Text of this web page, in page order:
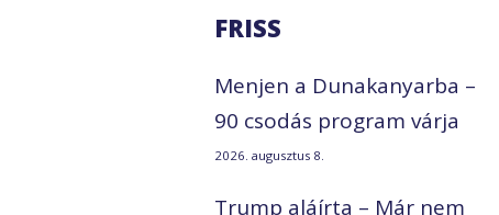
FRISS
Menjen a Dunakanyarba –
90 csodás program várja
2026. augusztus 8.
Trump aláírta – Már nem